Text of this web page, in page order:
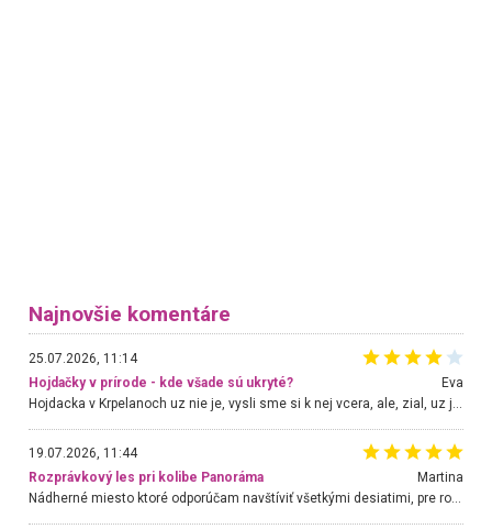
Najnovšie komentáre
25.07.2026, 11:14
Hojdačky v prírode - kde všade sú ukryté?
Eva
19.07.2026, 11:44
Rozprávkový les pri kolibe Panoráma
Martina
Nádherné miesto ktoré odporúčam navštíviť všetkými desiatimi, pre rodiny s deťmi, dôchodcom... Proste a jednoducho ozaj rozprávkový les.. určite ešte prídeme. Odniesli sme si na pamiatku krásne tričká,